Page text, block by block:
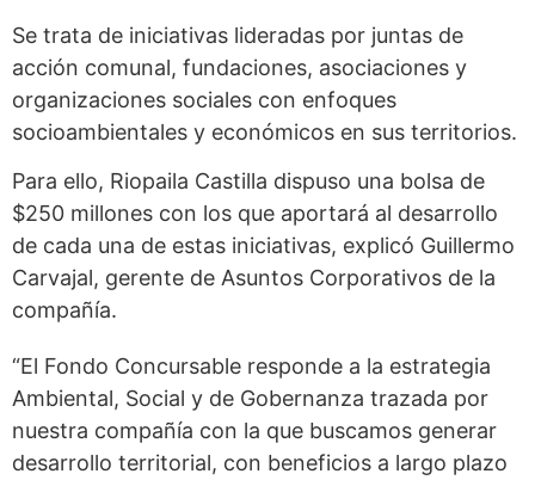
Se trata de iniciativas lideradas por juntas de
acción comunal, fundaciones, asociaciones y
organizaciones sociales con enfoques
socioambientales y económicos en sus territorios.
Para ello, Riopaila Castilla dispuso una bolsa de
$250 millones con los que aportará al desarrollo
de cada una de estas iniciativas, explicó Guillermo
Carvajal, gerente de Asuntos Corporativos de la
compañía.
“El Fondo Concursable responde a la estrategia
Ambiental, Social y de Gobernanza trazada por
nuestra compañía con la que buscamos generar
desarrollo territorial, con beneficios a largo plazo